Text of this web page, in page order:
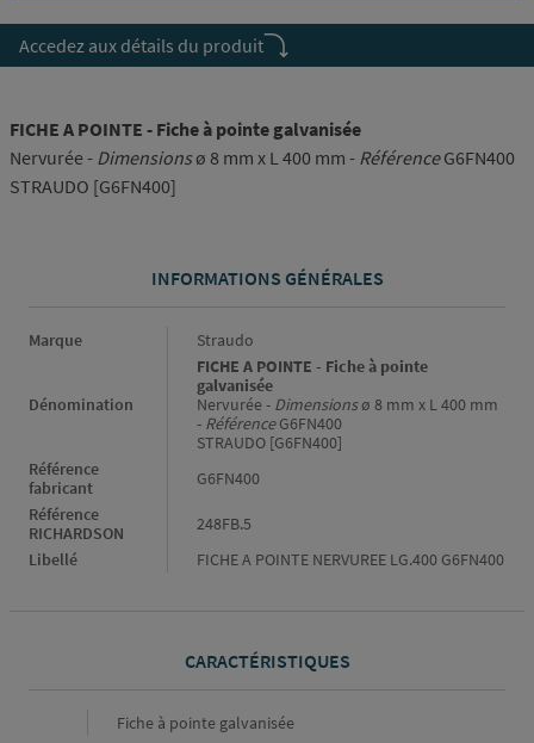
Accedez aux détails du produit
FICHE A POINTE - Fiche à pointe galvanisée
Nervurée - Dimensions ø 8 mm x L 400 mm - RéférenceG6FN400
STRAUDO [G6FN400]
INFORMATIONS GÉNÉRALES
Informations générales
Marque Straudo
Dénomination
FICHE A POINTE - Fiche à pointe
galvanisée
Nervurée - Dimensionsø 8 mm x L 400 mm
- RéférenceG6FN400
STRAUDO [G6FN400]
Référence
fabricant
G6FN400
Référence
RICHARDSON
248FB.5
Libellé
FICHE A POINTE NERVUREE LG.400 G6FN400
CARACTÉRISTIQUES
CaractéristiquesFiche à pointe galvanisée